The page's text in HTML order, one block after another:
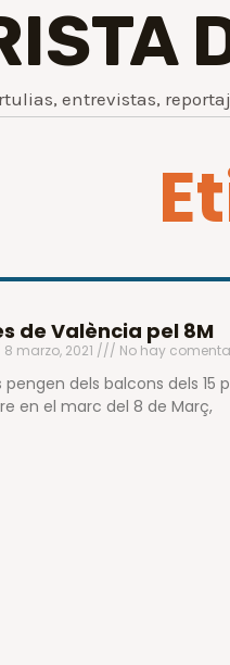
entrevistas,
de València pel 8M
8 marzo, 2021 No hay
pengen dels balcons dels
en el marc del 8 de Març,